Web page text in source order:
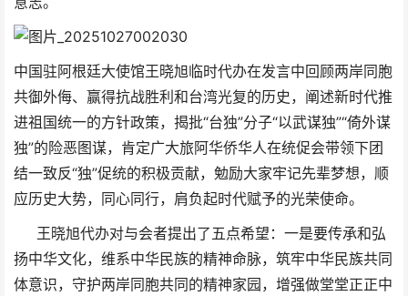
中国驻阿根廷大使馆王晓旭临时代办在发言中回顾两岸同胞
共御外侮、赢得抗战胜利和台湾光复的历史，阐述新时代推
进祖国统一的方针政策，揭批“台独”分子“以武谋独”“倚外谋
独”的险恶图谋，肯定广大旅阿华侨华人在统促会带领下团
结一致反“独”促统的积极贡献，勉励大家牢记先辈梦想，顺
应历史大势，同心同行，肩负起时代赋予的光荣使命。
王晓旭代办对与会者提出了五点希望： 一是要传承和弘
扬中华文化，维系中华民族的精神命脉，筑牢中华民族共同
体意识，守护两岸同胞共同的精神家园，增强做堂堂正正中